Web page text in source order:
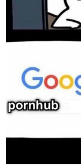
20 元
您没有权限